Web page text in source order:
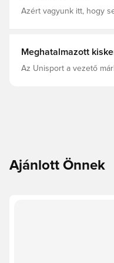
Azért vagyunk itt, hogy
Meghatalmazott
Az Unisport a vezető
Ajánlott Önnek